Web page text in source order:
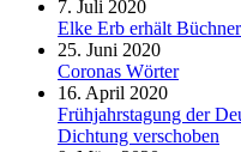
7. Juli 2020
Elke Erb erhält
25. Juni 2020
Coronas Wörter
16. April 2020
Frühjahrstagung der
Dichtung verschoben